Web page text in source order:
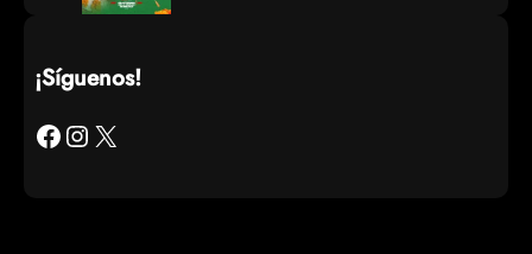
¡Síguenos!
Facebook Instagram X